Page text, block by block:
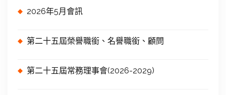
2026年5月會訊
第二十五屆榮譽職銜、名譽職銜、顧問
第二十五屆常務理事會(2026-2029)